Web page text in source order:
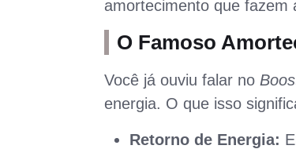
amortecimento que fazem
O Famoso
Você já ouviu falar no
energia. O que isso
Retorno de Energia: